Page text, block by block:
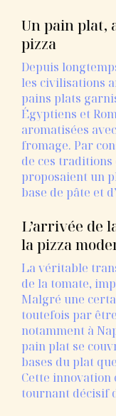
Unpainplat,
pizza
Depuis
les civilisations
pains plats
Égyptiens et
aromatisées avec
fromage. Par
de ces traditions
proposaient un
base de pâte et
L’arrivée de
lapizza
La véritable
de la tomate,
Malgré une
toutefois par être
notamment à
pain plat se
bases du plat que
Cette innovation
tournant décisif